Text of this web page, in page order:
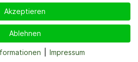
Akzeptieren
Ablehnen
Impressum